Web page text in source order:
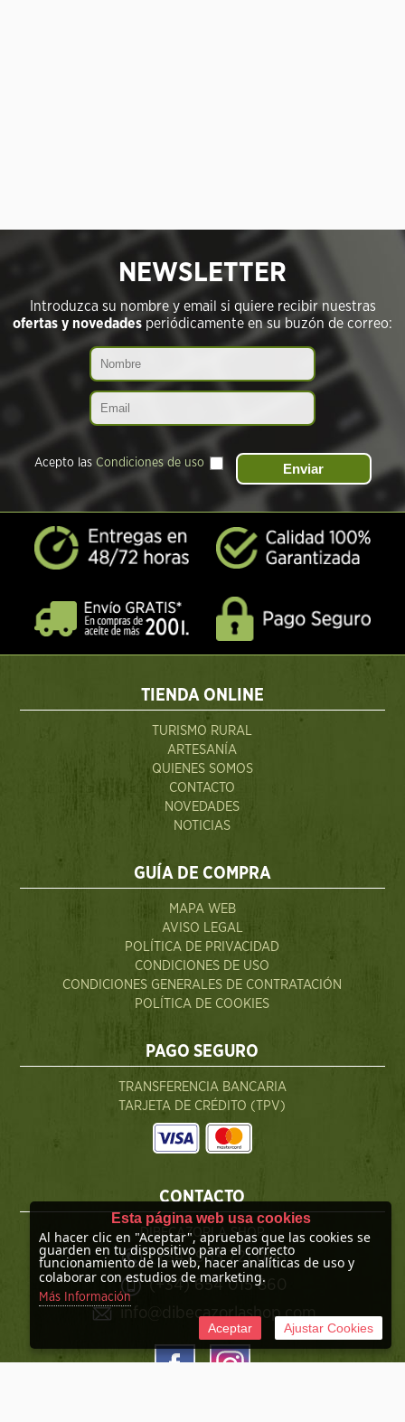
NEWSLETTER
Introduzca su nombre y email si quiere recibir nuestras
ofertas y novedades periódicamente en su buzón de correo:
Acepto las Condiciones de uso
TIENDA ONLINE
TURISMO RURAL
ARTESANÍA
QUIENES SOMOS
CONTACTO
NOVEDADES
NOTICIAS
GUÍA DE COMPRA
MAPA WEB
AVISO LEGAL
POLÍTICA DE PRIVACIDAD
CONDICIONES DE USO
CONDICIONES GENERALES DE CONTRATACIÓN
POLÍTICA DE COOKIES
PAGO SEGURO
TRANSFERENCIA BANCARIA
TARJETA DE CRÉDITO (TPV)
CONTACTO
DIBECAZORLA SHOP
(+34) 953 721 003
(+34) 654 015 860
info@dibecazorlashop.com
Esta página web usa cookies
Al hacer clic en "Aceptar", apruebas que las cookies se
guarden en tu dispositivo para el correcto
funcionamiento de la web, hacer analíticas de uso y
colaborar con estudios de marketing.
Más Información
Aceptar Ajustar Cookies